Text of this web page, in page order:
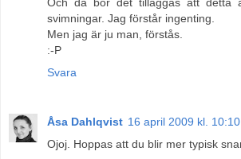
svimningar. Jag förstår ingenting.
Men jag är ju man, förstås.
:-P
Svara
Åsa Dahlqvist 16 april 2009 kl. 10:10
Ojoj. Hoppas att du blir mer typisk